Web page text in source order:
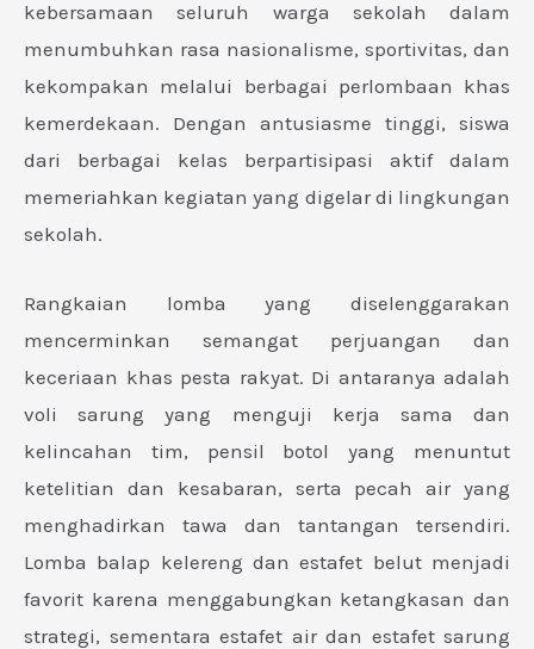
kebersamaan seluruh warga sekolah dalam
menumbuhkan rasa nasionalisme, sportivitas, dan
kekompakan melalui berbagai perlombaan khas
kemerdekaan. Dengan antusiasme tinggi, siswa
dari berbagai kelas berpartisipasi aktif dalam
memeriahkan kegiatan yang digelar di lingkungan
sekolah.
Rangkaian lomba yang diselenggarakan
mencerminkan semangat perjuangan dan
keceriaan khas pesta rakyat. Di antaranya adalah
voli sarung yang menguji kerja sama dan
kelincahan tim, pensil botol yang menuntut
ketelitian dan kesabaran, serta pecah air yang
menghadirkan tawa dan tantangan tersendiri.
Lomba balap kelereng dan estafet belut menjadi
favorit karena menggabungkan ketangkasan dan
strategi, sementara estafet air dan estafet sarung